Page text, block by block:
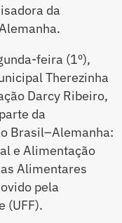
da
feira (1º),
Therezinha
Darcy Ribeiro,
da
Brasil–Alemanha:
e Alimentação
Alimentares
pela
(UFF).